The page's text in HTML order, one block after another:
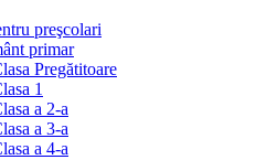
preşcolari
primar
Pregătitoare
1
a 2-a
a 3-a
a 4-a